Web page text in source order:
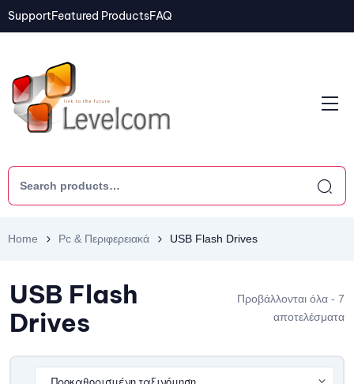
SupportFeatured ProductsFAQ
Home Pc & Περιφερειακά USB Flash Drives
USB Flash
Drives
Προβάλλονται όλα - 7
αποτελέσματα